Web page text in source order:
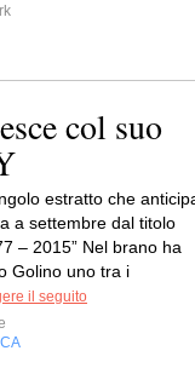
col suo
estratto che
a settembre dal titolo
– 2015” Nel brano ha
Golino uno tra i
il seguito